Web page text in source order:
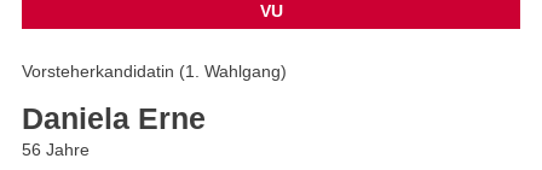
VU
Vorsteherkandidatin (1. Wahlgang)
Daniela Erne
56 Jahre